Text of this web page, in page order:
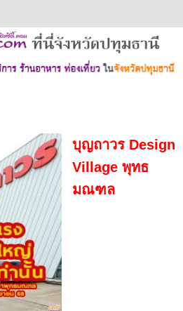
บุญถาวร Design
Village พุทธ
มณฑล